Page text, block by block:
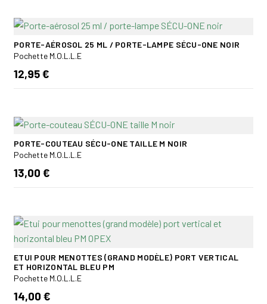
PORTE-AÉROSOL 25 ML / PORTE-LAMPE SÉCU-ONE NOIR
Pochette M.O.L.L.E
12,95 €
PORTE-COUTEAU SÉCU-ONE TAILLE M NOIR
Pochette M.O.L.L.E
13,00 €
ETUI POUR MENOTTES (GRAND MODÈLE) PORT VERTICAL
ET HORIZONTAL BLEU PM
Pochette M.O.L.L.E
14,00 €